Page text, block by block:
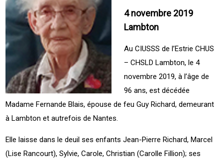
4 novembre 2019
Lambton
Au CIUSSS de l’Estrie CHUS
– CHSLD Lambton, le 4
novembre 2019, à l’âge de
96 ans, est décédée
Madame Fernande Blais, épouse de feu Guy Richard, demeurant
à Lambton et autrefois de Nantes.
Elle laisse dans le deuil ses enfants Jean-Pierre Richard, Marcel
(Lise Rancourt), Sylvie, Carole, Christian (Carolle Fillion); ses